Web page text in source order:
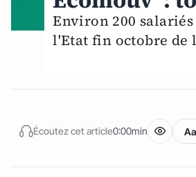
Environ 200
l'Etat fin octobre de
Écoutez cet article0:00min Aa